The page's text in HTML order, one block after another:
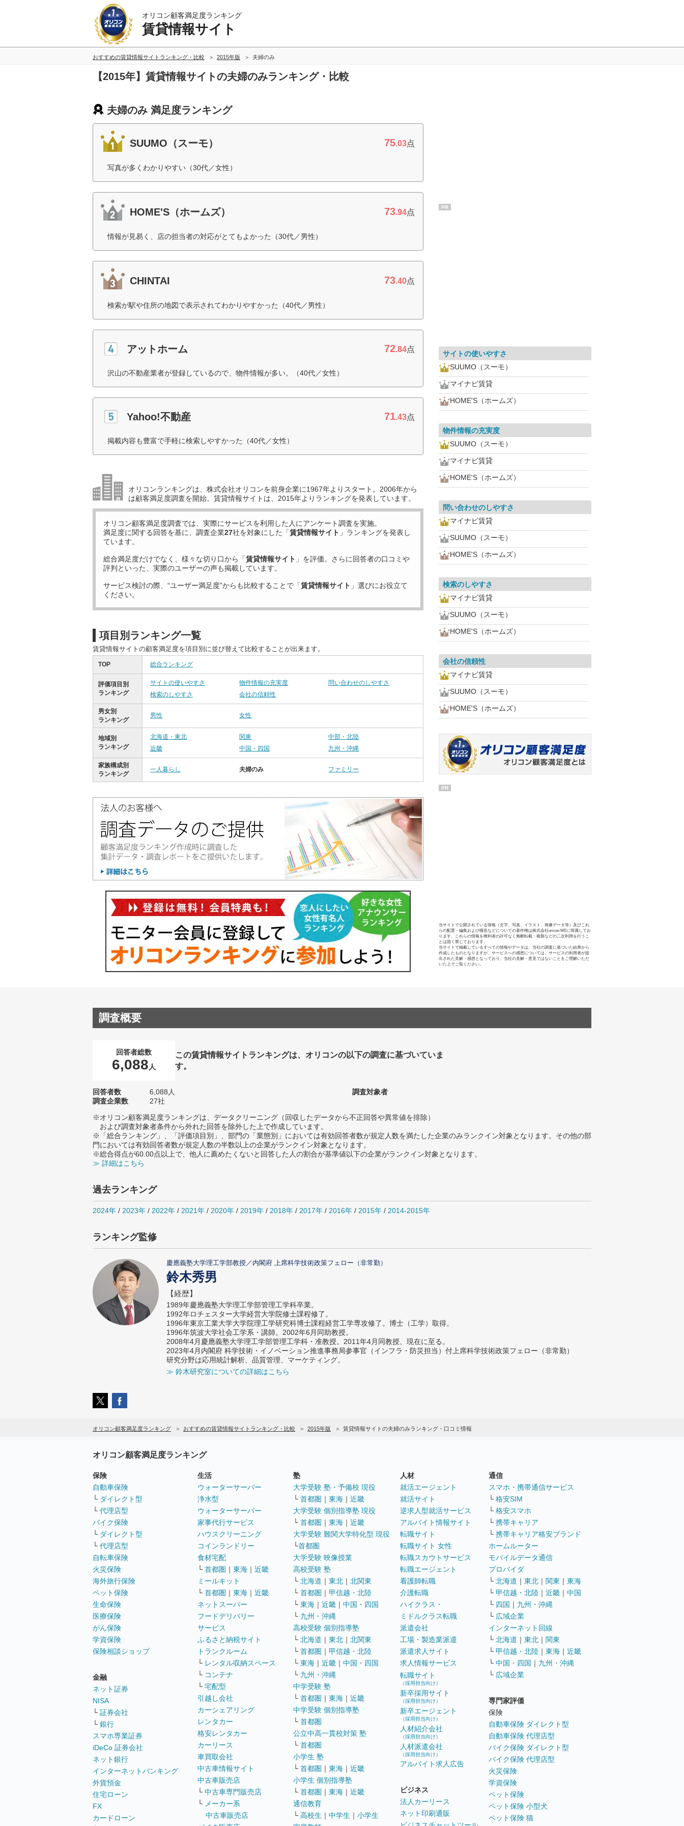
オリコン顧客満足度ランキング
賃貸情報サイト
おすすめの賃貸情報サイトランキング・比較 2015年版 夫婦のみ
【2015年】賃貸情報サイトの夫婦のみランキング・比較
夫婦のみ 満足度ランキング
SUUMO（スーモ） 75.03点
写真が多くわかりやすい（30代／女性）
HOME'S（ホームズ） 73.94点
情報が見易く、店の担当者の対応がとてもよかった（30代／男性）
CHINTAI 73.40点
検索が駅や住所の地図で表示されてわかりやすかった（40代／男性）
アットホーム 72.84点
沢山の不動産業者が登録しているので、物件情報が多い。（40代／女性）
Yahoo!不動産 71.43点
掲載内容も豊富で手軽に検索しやすかった（40代／女性）
オリコンランキングは、株式会社オリコンを前身企業に1967年よりスタート。2006年から
は顧客満足度調査を開始。賃貸情報サイトは、2015年よりランキングを発表しています。
オリコン顧客満足度調査では、実際にサービスを利用した 人にアンケート調査を実施。
満足度に関する回答を基に、調査企業27社を対象にした「賃貸情報サイト 」ランキングを発表し
ています。
総合満足度だけでなく、様々な切り口から「賃貸情報サイト 」を評価。さらに回答者の口コミや
評判といった、実際のユーザーの声も掲載しています。
サービス検討の際、“ユーザー満足度”からも比較することで「賃貸情報サイト 」選びにお役立て
ください。
項目別ランキング一覧
賃貸情報サイトの顧客満足度を項目別に並び替えて比較することが出来ます。
TOP 総合ランキング
評価項目別
ランキング
サイトの使いやすさ 物件情報の充実度
問い合わせのしやすさ
検索のしやすさ
会社の信頼性
男女別
ランキング
男性 女性
地域別
ランキング
北海道・東北 関東
中部・北陸
近畿
中国・四国 九州・沖縄
家族構成別
ランキング
一人暮らし 夫婦のみ ファミリー
PR
サイトの使いやすさ
SUUMO（スーモ）
マイナビ賃貸
HOME'S（ホームズ）
物件情報の充実度
SUUMO（スーモ）
マイナビ賃貸
HOME'S（ホームズ）
問い合わせのしやすさ
マイナビ賃貸
SUUMO（スーモ）
HOME'S（ホームズ）
検索のしやすさ
マイナビ賃貸
SUUMO（スーモ）
HOME'S（ホームズ）
会社の信頼性
マイナビ賃貸
SUUMO（スーモ）
HOME'S（ホームズ）
PR
当サイトで公開されている情報（文字、写真、イラスト、画像データ等）及びこれ
らの配置・編集および構造などについての著作権は株式会社oricon MEに帰属してお
ります。これらの情報を権利者の許可なく無断転載・複製などの二次利用を行うこ
とは固く禁じております。
当サイトで掲載しているすべての情報やデータは、当社の調査に基づいた結果から
作成したものとなりますが、サービスへの感想については、サービスの利用者が提
出された見解・感想となっており、当社の見解・意見ではないことをご理解いただ
いた上でご覧ください。
調査概要
回答者総数
6,088 人
この賃貸情報サイトランキングは、オリコンの以下の調査に基づいていま
す。
回答者数
6,088人
調査企業数
27社
調査対象者
※オリコン顧客満足度ランキングは、データクリーニング（回収したデータから不正回答や異常値を排除）
および調査対象者条件から外れた回答を除外した上で作成しています。
※「総合ランキング」、「評価項目別」、部門の「業態別」においては有効回答者数が規定人数を満たした企業のみランクイン対象となります。その他の部
門においては有効回答者数が規定人数の半数以上の企業がランクイン対象となります。
※総合得点が60.00点以上で、他人に薦めたくないと回答した人の割合が基準値以下の企業がランクイン対象となります。
≫ 詳細はこちら
過去ランキング
2024年 / 2023年 / 2022年 / 2021年 / 2020年 / 2019年 / 2018年 / 2017年 / 2016年 / 2015年 / 2014-2015年
ランキング監修
慶應義塾大学理工学部教授／内閣府 上席科学技術政策フェロー（非常勤）
鈴木秀男
【経歴】
1989年慶應義塾大学理工学部管理工学科卒業。
1992年ロチェスター大学経営大学院修士課程修了。
1996年東京工業大学大学院理工学研究科博士課程経営工学専攻修了。博士（工学）取得。
1996年筑波大学社会工学系・講師。2002年6月同助教授。
2008年4月慶應義塾大学理工学部管理工学科・准教授。2011年4月同教授、現在に至る。
2023年4月内閣府 科学技術・イノベーション推進事務局参事官（インフラ・防災担当）付上席科学技術政策フェロー（非常勤）
研究分野は応用統計解析、品質管理、マーケティング。
≫ 鈴木研究室についての詳細はこちら
オリコン顧客満足度ランキング おすすめの賃貸情報サイトランキング・比較 2015年版 賃貸情報サイトの夫婦のみランキング・口コミ情報
オリコン顧客満足度ランキング
保険
自動車保険
└ ダイレクト型
└ 代理店型
バイク保険
└ ダイレクト型
└ 代理店型
自転車保険
火災保険
海外旅行保険
ペット保険
生命保険
医療保険
がん保険
学資保険
保険相談ショップ
金融
ネット証券
NISA
└ 証券会社
└ 銀行
スマホ専業証券
iDeCo 証券会社
ネット銀行
インターネットバンキング
外貨預金
住宅ローン
FX
カードローン
生活
ウォーターサーバー
浄水型
ウォーターサーバー
家事代行サービス
ハウスクリーニング
コインランドリー
食材宅配
└ 首都圏 ｜ 東海 ｜ 近畿
ミールキット
└ 首都圏 ｜ 東海 ｜ 近畿
ネットスーパー
フードデリバリー
サービス
ふるさと納税サイト
トランクルーム
└ レンタル収納スペース
└ コンテナ
└ 宅配型
引越し会社
カーシェアリング
レンタカー
格安レンタカー
カーリース
車買取会社
中古車情報サイト
中古車販売店
└ 中古車専門販売店
└ メーカー系
中古車販売店
塾
大学受験 塾・予備校 現役
└ 首都圏 ｜ 東海 ｜ 近畿
大学受験 個別指導塾 現役
└ 首都圏 ｜ 東海 ｜ 近畿
大学受験 難関大学特化型 現役
└首都圏
大学受験 映像授業
高校受験 塾
└ 北海道 ｜ 東北 ｜ 北関東
└ 首都圏 ｜ 甲信越・北陸
└ 東海 ｜ 近畿 ｜ 中国・四国
└ 九州・沖縄
高校受験 個別指導塾
└ 北海道 ｜ 東北 ｜ 北関東
└ 首都圏 ｜ 甲信越・北陸
└ 東海 ｜ 近畿 ｜ 中国・四国
└ 九州・沖縄
中学受験 塾
└ 首都圏 ｜ 東海 ｜ 近畿
中学受験 個別指導塾
└ 首都圏
公立中高一貫校対策 塾
└ 首都圏
小学生 塾
└ 首都圏 ｜ 東海 ｜ 近畿
小学生 個別指導塾
└ 首都圏 ｜ 東海 ｜ 近畿
通信教育
└ 高校生 ｜ 中学生 ｜ 小学生
人材
就活エージェント
就活サイト
逆求人型就活サービス
アルバイト情報サイト
転職サイト
転職サイト 女性
転職スカウトサービス
転職エージェント
看護師転職
介護転職
ハイクラス・
ミドルクラス転職
派遣会社
工場・製造業派遣
派遣求人サイト
求人情報サービス
転職サイト
（採用担当向け）
新卒採用サイト
（採用担当向け）
新卒エージェント
（採用担当向け）
人材紹介会社
（採用担当向け）
人材派遣会社
（採用担当向け）
アルバイト求人広告
ビジネス
法人カーリース
ネット印刷通販
通信
スマホ・携帯通信サービス
└ 格安SIM
└ 格安スマホ
└ 携帯キャリア
└ 携帯キャリア格安ブランド
ホームルーター
モバイルデータ通信
プロバイダ
└ 北海道 ｜ 東北 ｜ 関東 ｜ 東海
└ 甲信越・北陸 ｜ 近畿 ｜ 中国
└ 四国 ｜ 九州・沖縄
└ 広域企業
インターネット回線
└ 北海道 ｜ 東北 ｜ 関東
└ 甲信越・北陸 ｜ 東海 ｜ 近畿
└ 中国・四国 ｜ 九州・沖縄
└ 広域企業
専門家評価
保険
自動車保険 ダイレクト型
自動車保険 代理店型
バイク保険 ダイレクト型
バイク保険 代理店型
火災保険
学資保険
ペット保険
ペット保険 小型犬
ペット保険 猫